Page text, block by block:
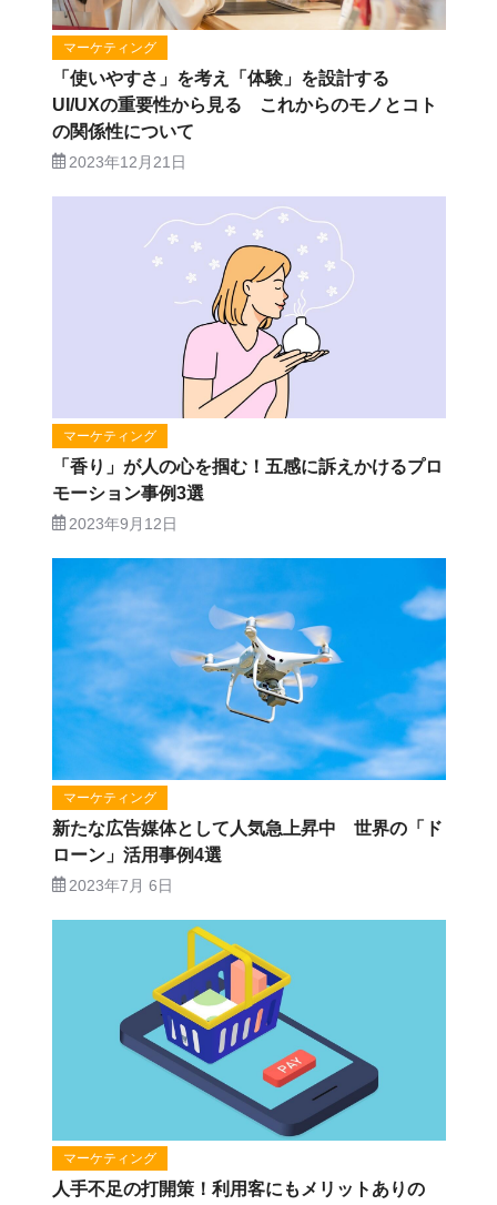
マーケティング
「使いやすさ」を考え「体験」を設計する
UI/UXの重要性から見る これからのモノとコト
の関係性について
2023年12月21日
マーケティング
「香り」が人の心を掴む！五感に訴えかけるプロ
モーション事例3選
2023年9月12日
マーケティング
新たな広告媒体として人気急上昇中 世界の「ド
ローン」活用事例4選
2023年7月 6日
マーケティング
人手不足の打開策！利用客にもメリットありの